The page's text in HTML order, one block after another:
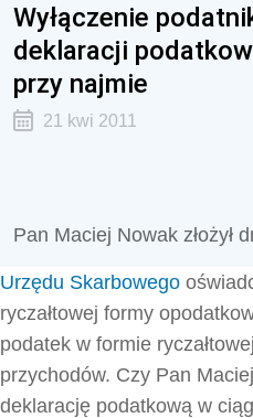
Wyłączenie
deklaracji
przy najmie
21 kwi 2011
Pan Maciej Nowak złożył
Urzędu Skarbowego
ryczałtowej formy
podatek w formie
przychodów. Czy Pan
deklarację podatkową w